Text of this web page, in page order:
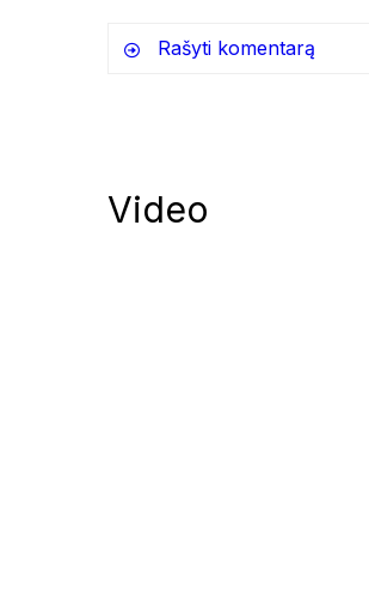
Rašyti komentarą
Video